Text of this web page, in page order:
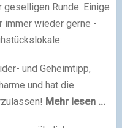
Runde. Einige
immer wieder gerne -
und Geheimtipp,
und hat die
Mehr lesen ...